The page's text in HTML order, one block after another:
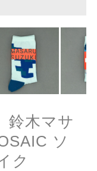
鈴木マサ
ソ
ク